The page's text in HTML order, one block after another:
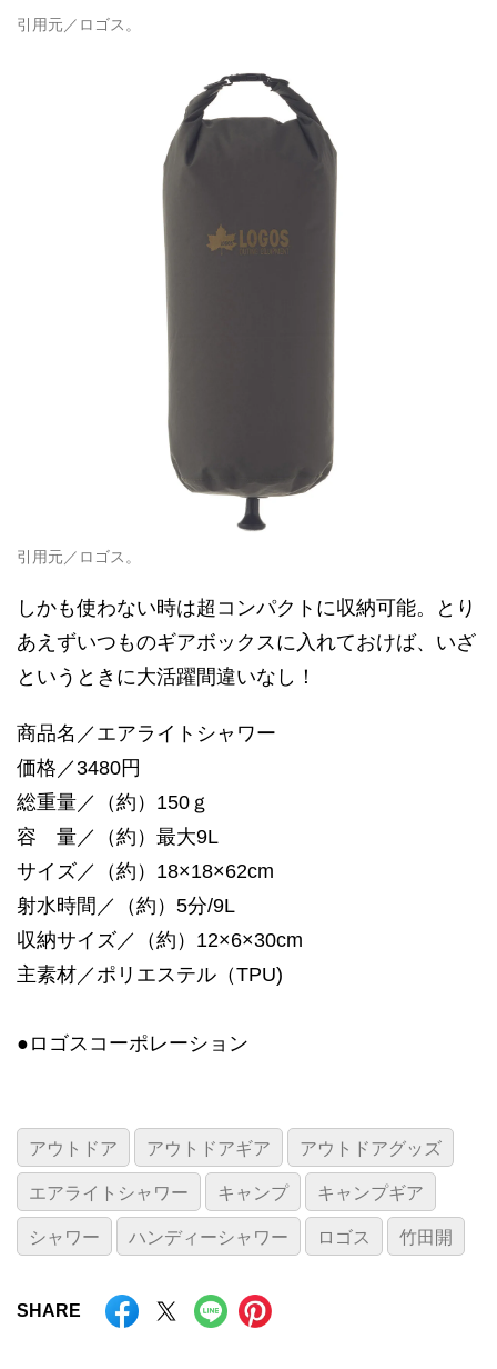
引用元／ロゴス。
引用元／ロゴス。
しかも使わない時は超コンパクトに収納可能。とり
あえずいつものギアボックスに入れておけば、いざ
というときに大活躍間違いなし！
商品名／エアライトシャワー
価格／3480円
総重量／（約）150ｇ
容 量／（約）最大9L
サイズ／（約）18×18×62cm
射水時間／（約）5分/9L
収納サイズ／（約）12×6×30cm
主素材／ポリエステル（TPU)
●ロゴスコーポレーション
アウトドア アウトドアギア アウトドアグッズ
エアライトシャワー キャンプ キャンプギア
シャワー ハンディーシャワー ロゴス 竹田開
SHARE